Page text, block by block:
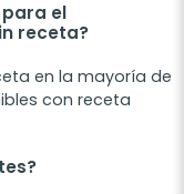
el
receta?
en la mayoría de
con receta